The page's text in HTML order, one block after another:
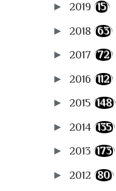
► 2019 (15)
► 2018 (63)
► 2017 (72)
► 2016 (112)
► 2015 (148)
► 2014 (135)
► 2013 (173)
► 2012 (80)